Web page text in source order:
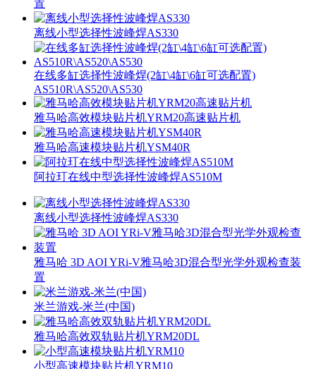
置
离线小型选择性波峰焊AS330
在线多缸选择性波峰焊(2缸\4缸\6缸可选配置)
AS510R\AS520\AS530
雅马哈高效模块贴片机YRM20高速贴片机
雅马哈高速模块贴片机YSM40R
阿拉玎在线中型选择性波峰焊AS510M
离线小型选择性波峰焊AS330
雅马哈 3D AOI YRi-V雅马哈3D混合型光学外观检查装
置
米兰游戏-米兰(中国)
雅马哈高效双轨贴片机YRM20DL
小型高速模块贴片机YRM10